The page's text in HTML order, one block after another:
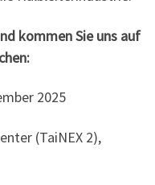
kommen Sie uns auf
2025
(TaiNEX 2),